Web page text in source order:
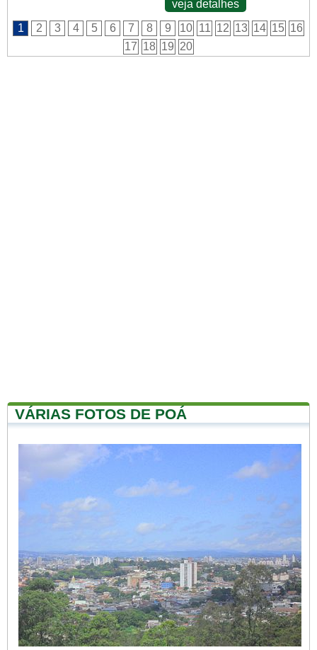
veja detalhes
1
2 3 4 5 6 7 8 9 10 11 12 13 14 15 16
17 18 19 20
VÁRIAS FOTOS DE POÁ